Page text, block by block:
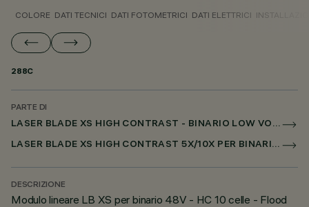
COLORE DATI TECNICI DATI FOTOMETRICI DATI ELETTRICI
288C
PARTE DI
LASER BLADE XS HIGH CONTRAST - BINARIO LOW VOLTAGE
LASER BLADE XS HIGH CONTRAST 5X/10X PER BINARIO LOW VOLTAGE DALI POWERLINE
DESCRIZIONE
Modulo lineare LB XS per binario 48V - HC 10 celle - Flood